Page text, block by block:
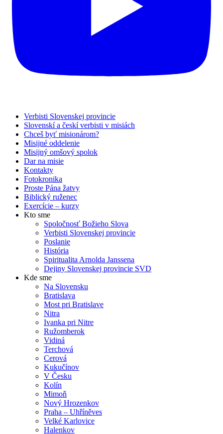
Verbisti Slovenskej provincie
Slovenskí a českí verbisti v misiách
Chceš byť misionárom?
Misijné oddelenie
Misijný omšový spolok
Dar na misie
Kontakty
Fotokronika
Proste Pána žatvy
Biblický ruženec
Exercície – kurzy
Kto sme
Spoločnosť Božieho Slova
Verbisti Slovenskej provincie
Poslanie
História
Spiritualita Arnolda Janssena
Dejiny Slovenskej provincie SVD
Kde sme
Na Slovensku
Bratislava
Most pri Bratislave
Nitra
Ivanka pri Nitre
Ružomberok
Vidiná
Terchová
Cerová
Kukučínov
V Česku
Kolín
Mimoň
Nový Hrozenkov
Praha – Uhříněves
Velké Karlovice
Halenkov